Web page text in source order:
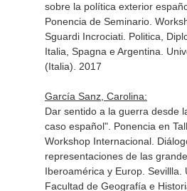
sobre la política exterior
Ponencia de Seminario.
Sguardi Incrociati. Politica,
Italia, Spagna e Argentina.
(Italia). 2017
García Sanz, Carolina:
Dar sentido a la guerra desde
caso español". Ponencia en
Workshop Internacional.
representaciones de las
Iberoamérica y Europ. Sevillla.
Facultad de Geografía e